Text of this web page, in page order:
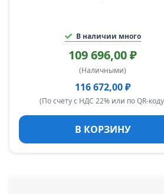
В наличии много
109 696,00 ₽
(Наличными)
116 672,00 ₽
(По счету с НДС 22% или по QR-
В КОРЗИНУ